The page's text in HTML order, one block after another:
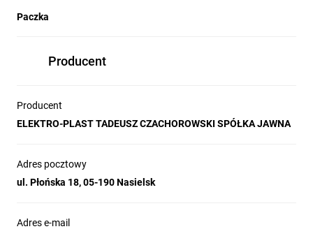
Paczka
Producent
Producent
ELEKTRO-PLAST TADEUSZ CZACHOROWSKI SPÓŁKA JAWNA
Adres pocztowy
ul. Płońska 18, 05-190 Nasielsk
Adres e-mail